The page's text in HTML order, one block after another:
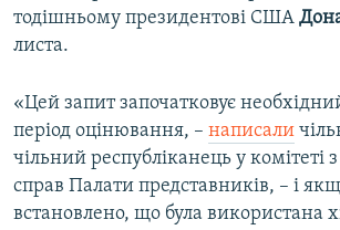
тодішньому президентові США
листа.
«Цей запит започатковує
період оцінювання, – написали
чільний республіканець у комітеті
справ Палати представників, – і
встановлено, що була використана